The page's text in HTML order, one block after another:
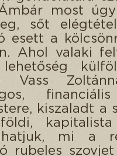
most
sőt
esett a
Ahol valaki
lehetőség
Vass
kiszaladt a
mi a
rubeles